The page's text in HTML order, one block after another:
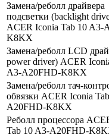
Замена/реболл драйвера
подсветки (backlight
ACER Iconia Tab 10 A3-
K8KX
Замена/реболл LCD
power driver) ACER
A3-A20FHD-K8KX
Замена/реболл тач-
обвязки ACER Iconia
A20FHD-K8KX
Реболл процессора
Tab 10 A3-A20FHD-